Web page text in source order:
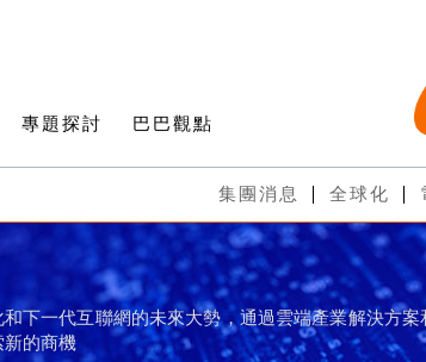
專題探討 巴巴觀點
集團消息 全球化
下一代互聯網的未來大勢，通過雲端產業解決方案
的商機